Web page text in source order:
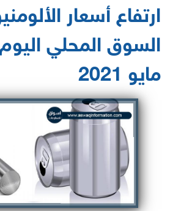
ارتفاع أسعار
مايو 2021‏